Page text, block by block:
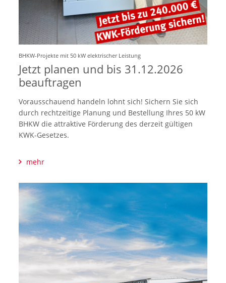
BHKW-Projekte mit 50 kW elektrischer Leistung
Jetzt planen und bis 31.12.2026
beauftragen
Vorausschauend handeln lohnt sich! Sichern Sie sich
durch rechtzeitige Planung und Bestellung Ihres 50 kW
BHKW die attraktive Förderung des derzeit gültigen
KWK-Gesetzes.
mehr